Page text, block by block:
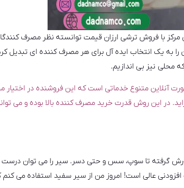
با فروش ترشی ارزان قیمت توانسته نظر مصرف
یک انتخاب ایده آل برای هر مصرف کننده ای تبدیل
محلی نیز بی اندازیم.
متنوع خدماتی است که این فروشنده در اختیار
در این روش قدرت خرید مصرف کننده بالا بوده و می
گرفته تا سوپ، سس و حتی دسر. سیر را می توان درست
عالی است! امروز من از سیر سفید استفاده می